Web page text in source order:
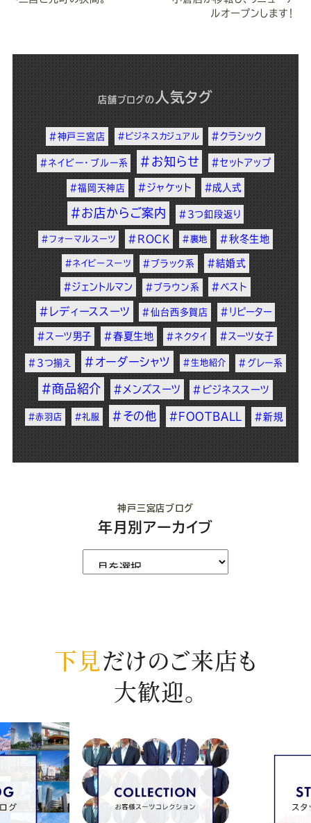
ルオープンします！
店舗ブログ の 人気タグ
#神戸三宮店 #ビジネスカジュアル #クラシック
#ネイビー・ブルー系 #お知らせ #セットアップ
#福岡天神店 #ジャケット #成人式
#お店からご案内 #3つ釦段返り
#フォーマルスーツ #ROCK #裏地 #秋冬生地
#ネイビースーツ #ブラック系 #結婚式
#ジェントルマン #ブラウン系 #ベスト
#レディーススーツ #仙台西多賀店 #リピーター
#スーツ男子 #春夏生地 #ネクタイ #スーツ女子
#3つ揃え #オーダーシャツ #生地紹介 #グレー系
#商品紹介 #メンズスーツ #ビジネススーツ
#赤羽店 #礼服 #その他 #FOOTBALL #新規
神戸三宮店ブログ
年月別アーカイブ
下見だけのご来店も
大歓迎。